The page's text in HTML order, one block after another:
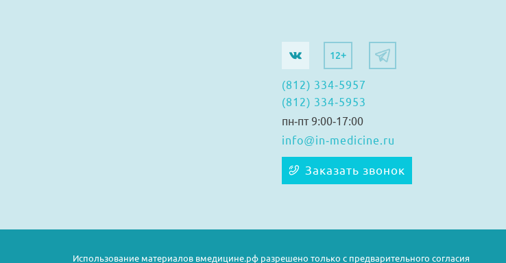
12+
(812) 334-5957
(812) 334-5953
пн-пт 9:00-17:00
info@in-medicine.ru
Заказать звонок
Использование материалов вмедицине.рф разрешено только с предварительного согласия